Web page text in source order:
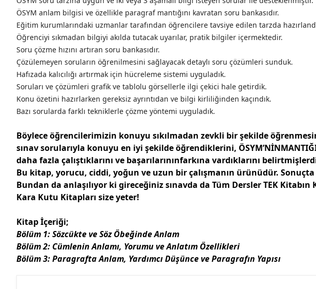
ÖSYM anlam bilgisi ve özellikle paragraf mantığını kavratan soru bankasıdır.
Eğitim kurumlarındaki uzmanlar tarafından öğrencilere tavsiye edilen tarzda
Öğrenciyi sıkmadan bilgiyi akılda tutacak uyarılar, pratik bilgiler içermektedir.
Soru çözme hızını artıran soru bankasıdır.
Çözülemeyen soruların öğrenilmesini sağlayacak detaylı soru çözümleri sunduk.
Hafızada kalıcılığı artırmak için hücreleme sistemi uyguladık.
Soruları ve çözümleri grafik ve tablolu görsellerle ilgi çekici hale getirdik.
Konu özetini hazırlarken gereksiz ayrıntıdan ve bilgi kirliliğinden kaçındık.
Bazı sorularda farklı tekniklerle çözme yöntemi uyguladık.
Böylece öğrencilerimizin konuyu sıkılmadan zevkli bir şekilde
sınav sorularıyla konuyu en iyi şekilde öğrendiklerini,
daha fazla çalıştıklarını ve başarılarınınfarkına vardıklarını
Bu kitap, yorucu, ciddi, yoğun ve uzun bir çalışmanın ürünüdür.
Bundan da anlaşılıyor ki gireceğiniz sınavda da Tüm Dersler TEK
Kara Kutu Kitapları size yeter!
Kitap İçeriği;
Bölüm 1: Sözcükte ve Söz Öbeğinde Anlam
Bölüm 2: Cümlenin Anlamı, Yorumu ve Anlatım Özellikleri
Bölüm 3: Paragrafta Anlam, Yardımcı Düşünce ve Paragrafın Yapısı